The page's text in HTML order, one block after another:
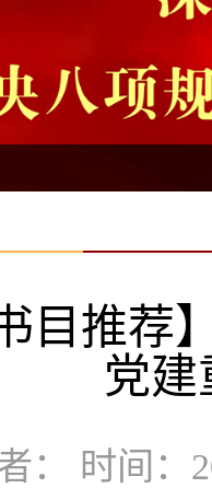
目推荐
党建
： 时间：